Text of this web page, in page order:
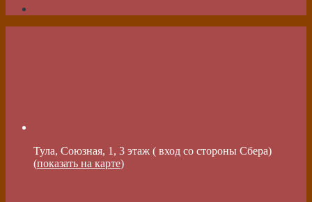
Тула, Союзная, 1, 3 этаж ( вход со стороны Сбера)
(показать на карте)